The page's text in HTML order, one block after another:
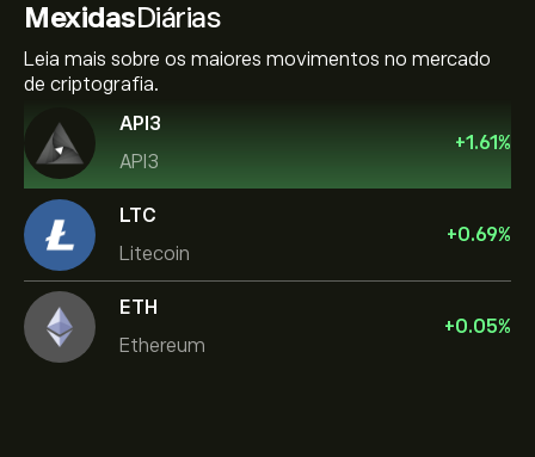
MexidasDiárias
Leia mais sobre os maiores movimentos no mercado
de criptografia.
API3
API3
+1.61%
LTC
Litecoin
+0.69%
ETH
Ethereum
+0.05%